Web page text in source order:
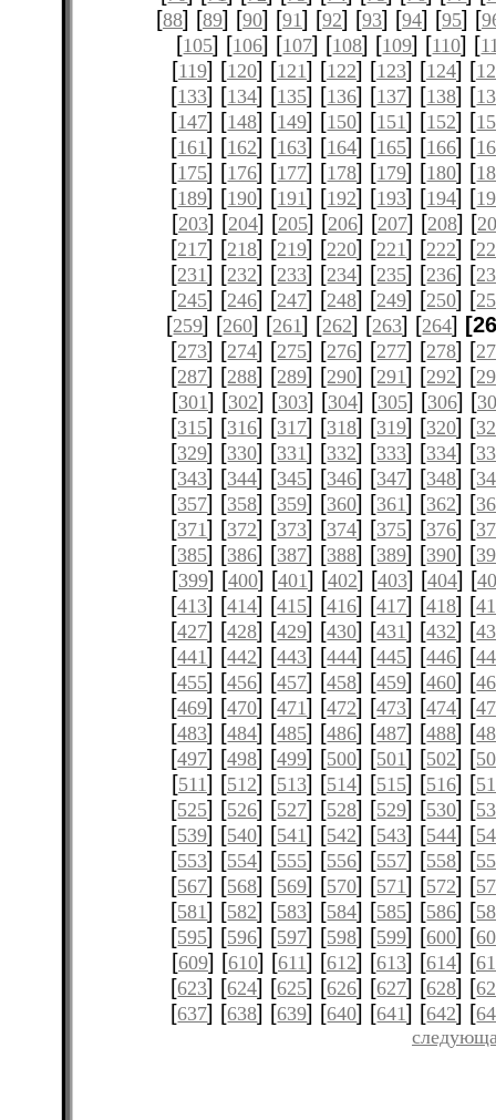
[88] [89] [90] [91] [92] [93] [94] [95] [
[105] [106] [107] [108] [109] [110] [
[119] [120] [121] [122] [123] [124] [
[133] [134] [135] [136] [137] [138] [
[147] [148] [149] [150] [151] [152] [
[161] [162] [163] [164] [165] [166] [
[175] [176] [177] [178] [179] [180] [
[189] [190] [191] [192] [193] [194] [
[203] [204] [205] [206] [207] [208] [
[217] [218] [219] [220] [221] [222] [
[231] [232] [233] [234] [235] [236] [
[245] [246] [247] [248] [249] [250] [
[259] [260] [261] [262] [263] [264]
[273] [274] [275] [276] [277] [278] [
[287] [288] [289] [290] [291] [292] [
[301] [302] [303] [304] [305] [306] [
[315] [316] [317] [318] [319] [320] [
[329] [330] [331] [332] [333] [334] [
[343] [344] [345] [346] [347] [348] [
[357] [358] [359] [360] [361] [362] [
[371] [372] [373] [374] [375] [376] [
[385] [386] [387] [388] [389] [390] [
[399] [400] [401] [402] [403] [404] [
[413] [414] [415] [416] [417] [418] [
[427] [428] [429] [430] [431] [432] [
[441] [442] [443] [444] [445] [446] [
[455] [456] [457] [458] [459] [460] [
[469] [470] [471] [472] [473] [474] [
[483] [484] [485] [486] [487] [488] [
[497] [498] [499] [500] [501] [502] [
[511] [512] [513] [514] [515] [516] [
[525] [526] [527] [528] [529] [530] [
[539] [540] [541] [542] [543] [544] [
[553] [554] [555] [556] [557] [558] [
[567] [568] [569] [570] [571] [572] [
[581] [582] [583] [584] [585] [586] [
[595] [596] [597] [598] [599] [600] [
[609] [610] [611] [612] [613] [614] [
[623] [624] [625] [626] [627] [628] [
[637] [638] [639] [640] [641] [642] [